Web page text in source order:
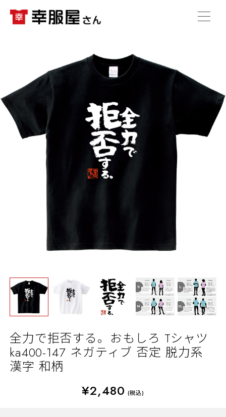
全力で拒否する。おもしろ Tシャツ
ka400-147 ネガティブ 否定 脱力系
漢字 和柄
¥2,480 (税込)